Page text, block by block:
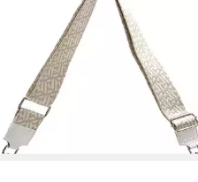
Gürteltasche Florence Echtleder
Gürteltasche Damen (Gürteltasche,
Gürteltasche), Damen Tasche Echtes
Leder weiß, Made-In Italy
81,67 €
lieferbar - in 2-3 Werktagen bei dir